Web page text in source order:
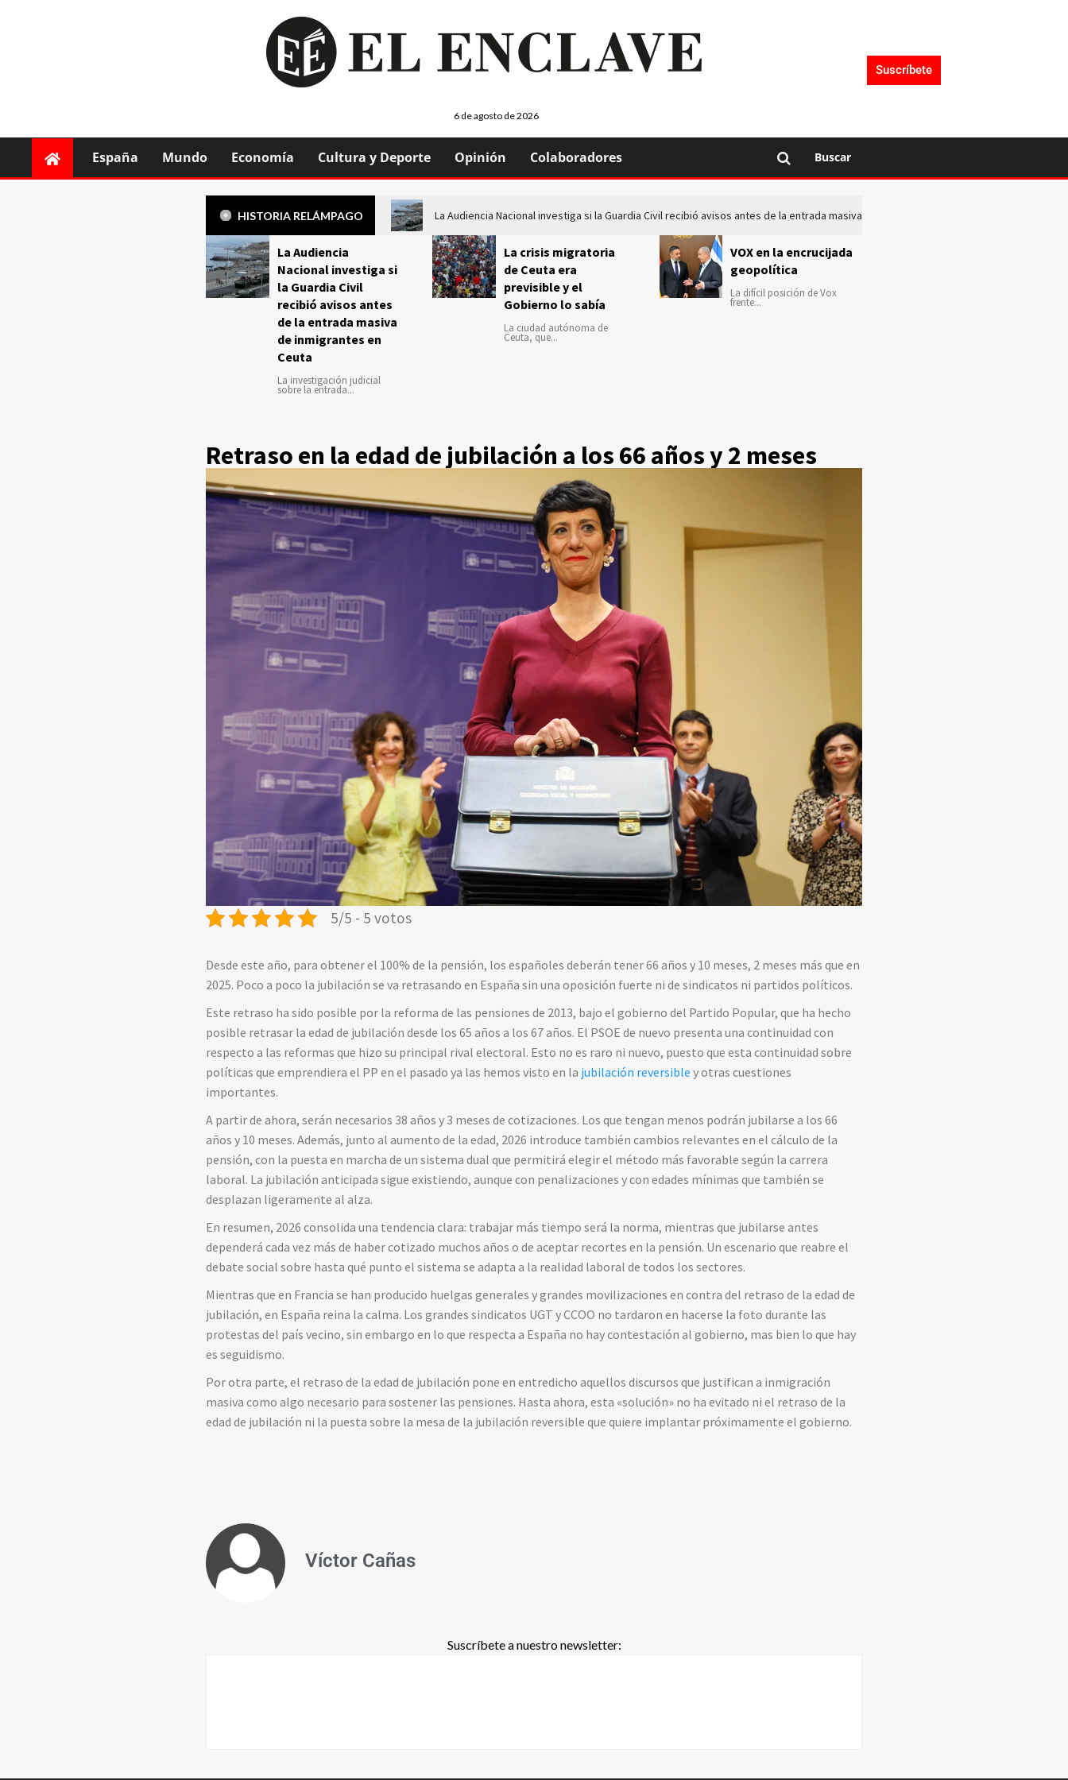
6 de agosto de 2026
Suscríbete
España Mundo Economía Cultura y Deporte Opinión Colaboradores Buscar
HISTORIA RELÁMPAGO La Audiencia Nacional investiga si la Guardia Civil recibió avisos antes de la entrada masiva de inmigrantes en Ceuta
La Audiencia
Nacional investiga si
la Guardia Civil
recibió avisos antes
de la entrada masiva
de inmigrantes en
Ceuta
La investigación judicial
sobre la entrada...
La crisis migratoria
de Ceuta era
previsible y el
Gobierno lo sabía
La ciudad autónoma de
Ceuta, que...
VOX en la encrucijada
geopolítica
La difícil posición de Vox
frente...
Retraso en la edad de jubilación a los 66 años y 2 meses
5/5 - 5 votos
Desde este año, para obtener el 100% de la pensión, los españoles deberán tener 66 años y 10 meses, 2 meses más que en
2025. Poco a poco la jubilación se va retrasando en España sin una oposición fuerte ni de sindicatos ni partidos políticos.
Este retraso ha sido posible por la reforma de las pensiones de 2013, bajo el gobierno del Partido Popular, que ha hecho
posible retrasar la edad de jubilación desde los 65 años a los 67 años. El PSOE de nuevo presenta una continuidad con
respecto a las reformas que hizo su principal rival electoral. Esto no es raro ni nuevo, puesto que esta continuidad sobre
políticas que emprendiera el PP en el pasado ya las hemos visto en la jubilación reversible y otras cuestiones
importantes.
A partir de ahora, serán necesarios 38 años y 3 meses de cotizaciones. Los que tengan menos podrán jubilarse a los 66
años y 10 meses. Además, junto al aumento de la edad, 2026 introduce también cambios relevantes en el cálculo de la
pensión, con la puesta en marcha de un sistema dual que permitirá elegir el método más favorable según la carrera
laboral. La jubilación anticipada sigue existiendo, aunque con penalizaciones y con edades mínimas que también se
desplazan ligeramente al alza.
En resumen, 2026 consolida una tendencia clara: trabajar más tiempo será la norma, mientras que jubilarse antes
dependerá cada vez más de haber cotizado muchos años o de aceptar recortes en la pensión. Un escenario que reabre el
debate social sobre hasta qué punto el sistema se adapta a la realidad laboral de todos los sectores.
Mientras que en Francia se han producido huelgas generales y grandes movilizaciones en contra del retraso de la edad de
jubilación, en España reina la calma. Los grandes sindicatos UGT y CCOO no tardaron en hacerse la foto durante las
protestas del país vecino, sin embargo en lo que respecta a España no hay contestación al gobierno, mas bien lo que hay
es seguidismo.
Por otra parte, el retraso de la edad de jubilación pone en entredicho aquellos discursos que justifican a inmigración
masiva como algo necesario para sostener las pensiones. Hasta ahora, esta «solución» no ha evitado ni el retraso de la
edad de jubilación ni la puesta sobre la mesa de la jubilación reversible que quiere implantar próximamente el gobierno.
Víctor Cañas
Suscríbete a nuestro newsletter: